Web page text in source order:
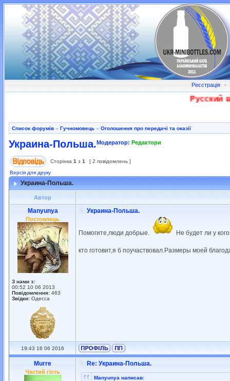
Реєстрація •
Русский
Список форумів » Гучномовець » Оголошення про передачі та оказії
Украина-Польша.Модератор: Редактори
Сторінка 1 з 1
[ 2 повідомлень ]
Версія для друку
Украина-Польша.
Автор
Manyunya
Постоялець
З нами з:
00:52 10 06 2013
Повідомлення: 463
Звідки: Одесса
Украина-Польша.
Помогите,люди добрые. Не будет ли у
кто готовит,я б поучаствовал.Размеры моей
19:43 16 06 2016
Murre
Частий гість
Re: Украина-Польша.
Manyunya написав: